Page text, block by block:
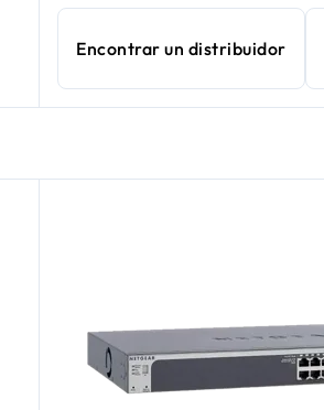
Encontrar un distribuidor